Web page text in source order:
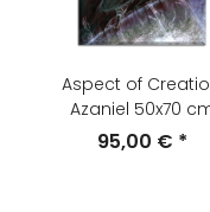
Aspect of
Azaniel 50x70
95,00 € *